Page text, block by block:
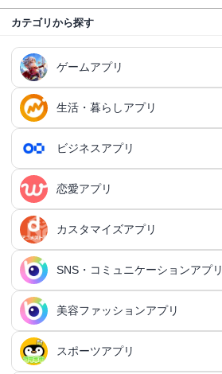
カテゴリから探す
ゲームアプリ
ゲームアプリ総合
RPGアプリ
RPGアプリ総合
王道RPGアプリ
アクションRPGアプリ
シミュレーションRPGアプリ
ダンジョンRPGアプリ
MMORPGアプリ
放置系RPGアプリ
アクションゲームアプリ
3Dアクションアプリ
アクションRPGアプリ
シミュレーションアプリ
シミュレーションアプリ総合
育成シミュレーションアプリ
戦略シミュレーションアプリ
箱庭シミュレーションアプリ
対戦・協力ゲームアプリ
対戦・協力ゲームアプリ総合
オンライン対戦アプリ
協力・マルチプレイアプリ
シューティングゲームアプリ
FPSアプリ
アドベンチャーゲームアプリ
アドベンチャーゲームアプリ総合
パズル・脳トレアプリ
生活・暮らしアプリ
生活・暮らしアプリ総合
ファイナンスアプリ
家計簿アプリ
ふるさと納税アプリ
貯金アプリ
スマホ決済アプリ
クレジットカードアプリ
投資アプリ
日記アプリ
交換日記アプリ
写真カレンダーアプリ
行動記録アプリ
行動記録アプリ総合
習慣化アプリ
ポイ活アプリ
ポイ活アプリ総合
レシートポイ活アプリ
スケジューラ・時計アプリ
ライフログアプリ
ビジネスアプリ
ビジネスアプリ総合
タスク管理アプリ
タスク管理アプリ総合
個人タスク管理アプリ
タスク共有アプリ
プロジェクト管理アプリ
QRコードアプリ
QRコード作成アプリ
OCRアプリ
OCRアプリ総合
翻訳カメラアプリ
議事録アプリ
議事録アプリ総合
恋愛アプリ
恋愛アプリ総合
マッチングアプリ
マッチングアプリ総合
20代向けマッチングアプリ
30代向けマッチングアプリ
出会いアプリ
カップルアプリ
カスタマイズアプリ
カスタマイズアプリ総合
IFTTTアプリ
オートクリッカーアプリ
ネットワークアプリ
SNS・コミュニケーションアプリ
SNS・コミュニケーションアプリ総合
SNSアプリ
美容ファッションアプリ
美容ファッションアプリ総合
スポーツアプリ